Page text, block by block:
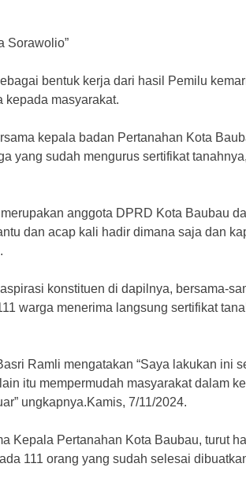
Sorawolio”
bentuk kerja dari hasil Pemilu
kepada masyarakat.
kepala badan Pertanahan Kota
yang sudah mengurus sertifikat
anggota DPRD Kota Baubau
dan acap kali hadir dimana saja dan
konstituen di dapilnya, bersama-
warga menerima langsung sertifikat
Ramli mengatakan “Saya lakukan ini
itu mempermudah masyarakat dalam
ungkapnya.Kamis, 7/11/2024.
Kepala Pertanahan Kota Baubau, turut
111 orang yang sudah selesai